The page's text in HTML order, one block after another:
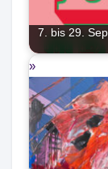
7. bis 29.